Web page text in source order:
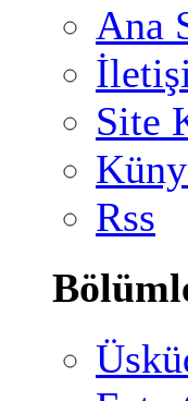
Ana
Site
Rss